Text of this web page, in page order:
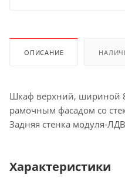
ОПИСАНИЕ
Шкаф верхний, шириной
рамочным фасадом со
Задняя стенка модуля-
Характеристики